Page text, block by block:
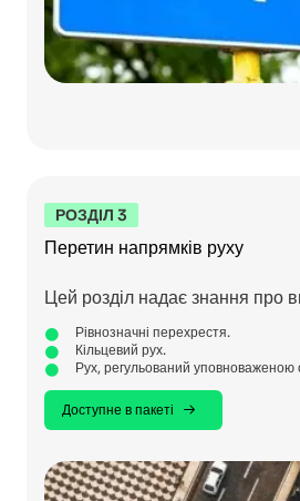
РОЗДІЛ 3
Перетин напрямків руху
Цей розділ надає знання про
Рівнозначні перехрестя.
Кільцевий рух.
Рух, регульований
Доступне в пакеті